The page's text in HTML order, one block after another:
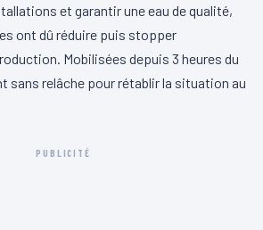
et garantir une eau de qualité,
ont dû réduire puis stopper
Mobilisées depuis 3 heures du
sans relâche pour rétablir la situation au
PUBLICITÉ